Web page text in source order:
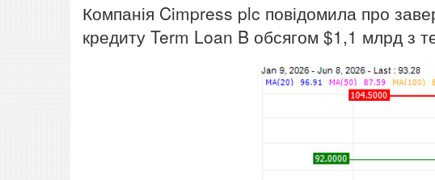
Компанія Cimpress plc повідомила про
кредиту Term Loan B обсягом $1,1 млрд з